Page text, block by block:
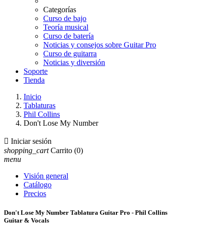
Categorías
Curso de bajo
Teoría musical
Curso de batería
Noticias y consejos sobre Guitar Pro
Curso de guitarra
Noticias y diversión
Soporte
Tienda
Inicio
Tablaturas
Phil Collins
Don't Lose My Number
 Iniciar sesión
shopping_cart Carrito (0)
menu
Visión general
Catálogo
Precios
Don't Lose My Number Tablatura Guitar Pro - Phil Collins
Guitar & Vocals